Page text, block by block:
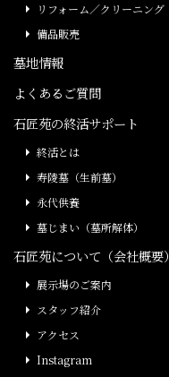
リフォーム／クリーニング
備品販売
墓地情報
よくあるご質問
石匠苑の終活サポート
終活とは
寿陵墓（生前墓）
永代供養
墓じまい（墓所解体）
石匠苑について（会社概要）
展示場のご案内
スタッフ紹介
アクセス
Instagram